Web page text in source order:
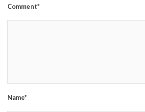
Comment*
Name*